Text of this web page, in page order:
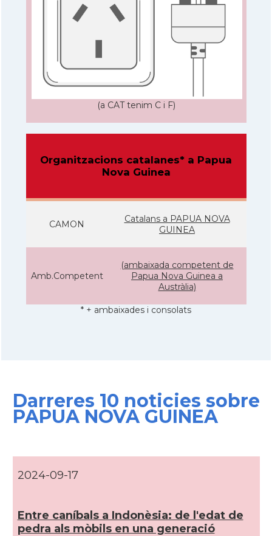
(a CAT tenim C i F)
Organitzacions catalanes* a Papua
Nova Guinea
CAMON
Catalans a PAPUA NOVA
GUINEA
Amb.Competent
(ambaixada competent de
Papua Nova Guinea a
Austràlia)
* + ambaixades i consolats
Darreres 10 noticies sobre
PAPUA NOVA GUINEA
2024-09-17
Entre caní­bals a Indonèsia: de l'edat de
pedra als mòbils en una generació